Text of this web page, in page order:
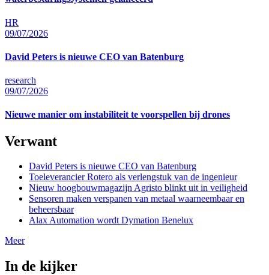
HR
09/07/2026
David Peters is nieuwe CEO van Batenburg
research
09/07/2026
Nieuwe manier om instabiliteit te voorspellen bij drones
Verwant
David Peters is nieuwe CEO van Batenburg
Toeleverancier Rotero als verlengstuk van de ingenieur
Nieuw hoogbouwmagazijn Agristo blinkt uit in veiligheid
Sensoren maken verspanen van metaal waarneembaar en
beheersbaar
Alax Automation wordt Dymation Benelux
Meer
In de kijker